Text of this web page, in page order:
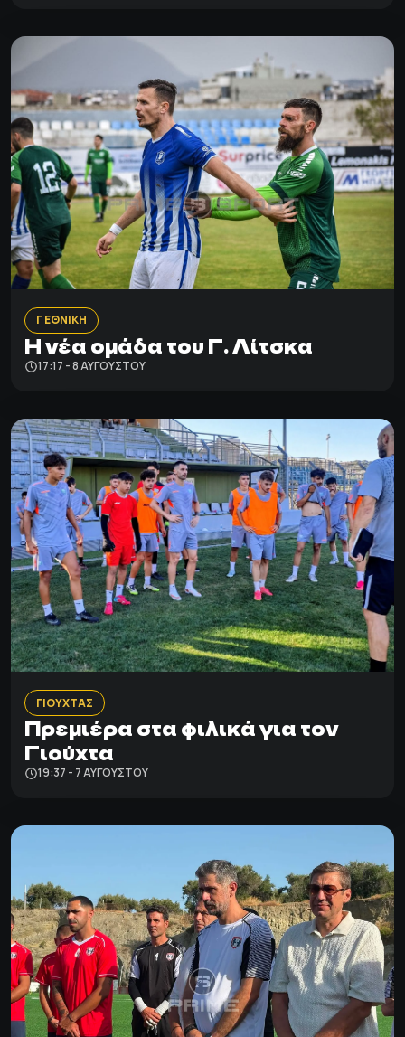
Γ ΕΘΝΙΚΗ
H νέα ομάδα του Γ. Λίτσκα
17:17 - 8 ΑΥΓΟΎΣΤΟΥ
ΓΙΟΥΧΤΑΣ
Πρεμιέρα στα φιλικά για τον
Γιούχτα
19:37 - 7 ΑΥΓΟΎΣΤΟΥ